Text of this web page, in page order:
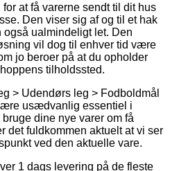
at få varerne sendt til dit hus
Den viser sig af og til et hak
også ualmindeligt let. Den
vil dog til enhver tid være
jo beroer på at du opholder
tilholdssted.
> Udendørs leg > Fodboldmål
usædvanlig essentiel i
dine nye varer om få
det fuldkommen aktuelt at vi ser
ved den aktuelle vare.
1 dags levering på de fleste